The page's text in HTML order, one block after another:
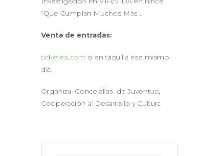
“Que Cumplan Muchos Más”.
Venta de entradas:
ticketea.com o en taquilla ese mismo
día.
Organiza: Concejalías de Juventud,
Cooperación al Desarrollo y Cultura